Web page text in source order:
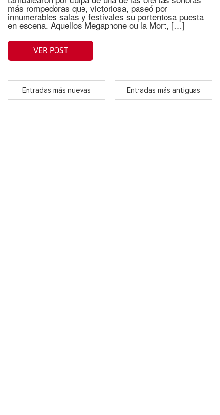
más rompedoras que, victoriosa, paseó por
innumerables salas y festivales su portentosa puesta
en escena. Aquellos Megaphone ou la Mort, […]
VER POST
Entradas más nuevas Entradas más antiguas